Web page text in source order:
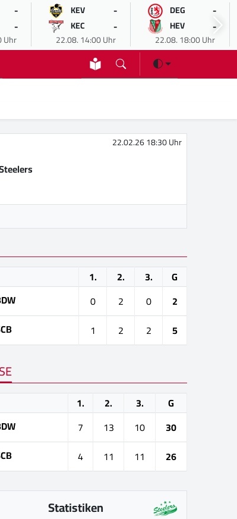
-
-
Uhr
KEV -
KEC -
22.08. 14:00 Uhr
DEG -
HEV -
22.08. 18:00 Uhr
22.02.26 18:30 Uhr
1. 2. 3.
G
0 2 0
2
1 2 2 5
1. 2. 3.
G
7 13 10
30
4 11 11 26
Statistiken